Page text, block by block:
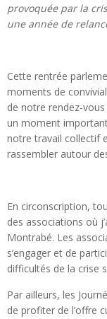
provoquée par la
une année de
Cette rentrée
moments de
de notre rendez-
un moment
notre travail collectif
rassembler autour
En circonscription,
des associations où
Montrabé. Les
s’engager et de
difficultés de la crise
Par ailleurs, les
de profiter de l’offre